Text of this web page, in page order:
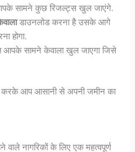
सामने कुछ रिजल्ट्स खुल जाएंगे.
डाउनलोड करना है उसके आगे
होगा.
सामने केवाला खुल जाएगा जिसे
करके आप आसानी से अपनी जमीन का
नागरिकों के लिए एक महत्वपूर्ण